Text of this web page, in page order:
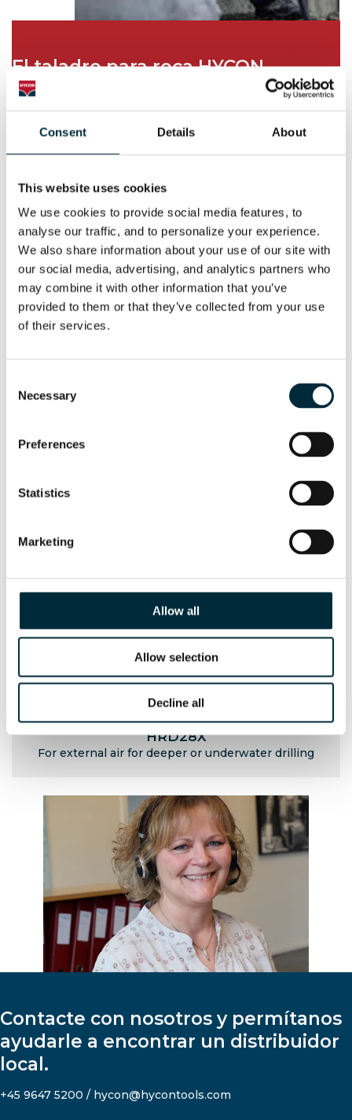
Consent Details About
This website uses cookies
We use cookies to provide social media features, to
analyse our traffic, and to personalize your experience.
We also share information about your use of our site with
our social media, advertising, and analytics partners who
may combine it with other information that you’ve
provided to them or that they’ve collected from your use
of their services.
Selection
Necessary
Preferences
Statistics
Marketing
Allow all
Allow selection
Decline all
El taladro para roca HYCON
Herramientas resistentes para trabajos duros.
HRD28X
For external air for deeper or underwater drilling
Contacte con nosotros y permítanos
ayudarle a encontrar un distribuidor
local.
+45 9647 5200 / hycon@hycontools.com